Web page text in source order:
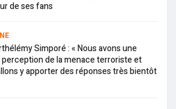
de ses fans
Simporé : « Nous avons une
de la menace terroriste et
y apporter des réponses très bientôt